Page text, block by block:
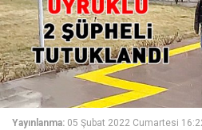
Yayınlanma: 05 Şubat 2022 Cumartesi